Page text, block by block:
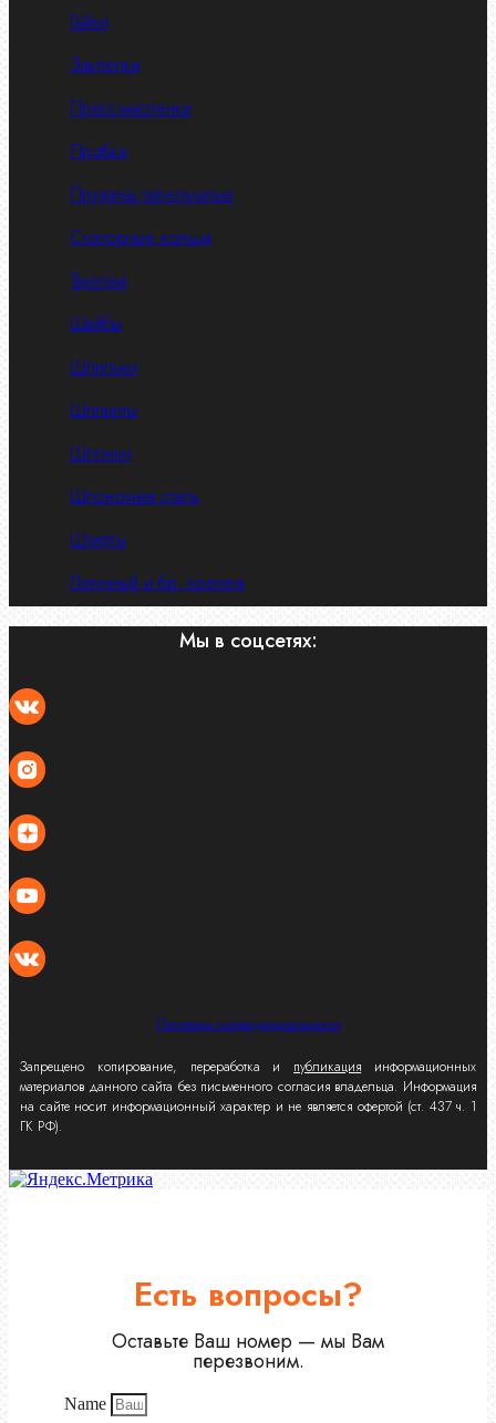
Гайки
Заклепки
Пресс-масленки
Пробки
Пружины тарельчатые
Стопорные кольца
Такелаж
Шайбы
Шпильки
Шплинты
Шпонки
Шпоночная сталь
Штифты
Латунный и бр. крепеж
Мы в соцсетях:
Политика конфиденциальности
Запрещено копирование, переработка и публикация информационных
материалов данного сайта без письменного согласия владельца. Информация
на сайте носит информационный характер и не является офертой (ст. 437 ч. 1
ГК РФ).
Есть вопросы?
Оставьте Ваш номер — мы Вам
перезвоним.
Name